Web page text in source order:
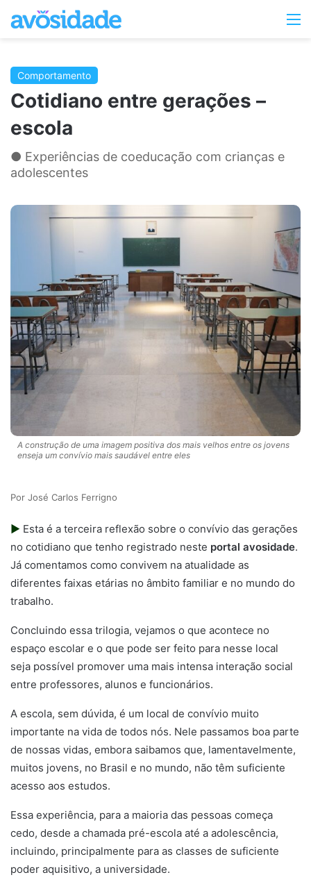
Switch
Comportamento
Cotidiano entre gerações –
escola
● Experiências de coeducação com crianças e
adolescentes
A construção de uma imagem positiva dos mais velhos entre os jovens
enseja um convívio mais saudável entre eles
José Carlos Ferrigno
► Esta é a terceira reflexão sobre o convívio das gerações
no cotidiano que tenho registrado neste portal avosidade.
Já comentamos como convivem na atualidade as
diferentes faixas etárias no âmbito familiar e no mundo do
trabalho.
Concluindo essa trilogia, vejamos o que acontece no
espaço escolar e o que pode ser feito para nesse local
seja possível promover uma mais intensa interação social
entre professores, alunos e funcionários.
A escola, sem dúvida, é um local de convívio muito
importante na vida de todos nós. Nele passamos boa parte
de nossas vidas, embora saibamos que, lamentavelmente,
muitos jovens, no Brasil e no mundo, não têm suficiente
acesso aos estudos.
Essa experiência, para a maioria das pessoas começa
cedo, desde a chamada pré-escola até a adolescência,
incluindo, principalmente para as classes de suficiente
poder aquisitivo, a universidade.